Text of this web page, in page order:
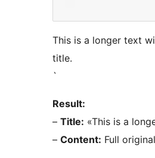
This is a longer text
title.
`
Result:
– Title: «This is a
– Content: Full